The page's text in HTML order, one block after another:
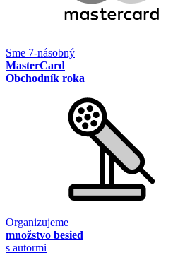
Sme 7-násobný
MasterCard
Obchodník roka
Organizujeme
množstvo besied
s autormi